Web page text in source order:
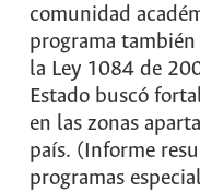
comunidad
programa
la Ley 1084 de
Estado buscó
en las zonas
país. (Informe
programas